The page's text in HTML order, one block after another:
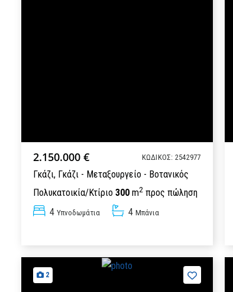
2.150.000 € ΚΩΔΙΚΟΣ: 2542977
Γκάζι, Γκάζι - Μεταξουργείο - Βοτανικός
Πολυκατοικία/Κτίριο 300 m2 προς πώληση
4 Υπνοδωμάτια 4 Μπάνια
2